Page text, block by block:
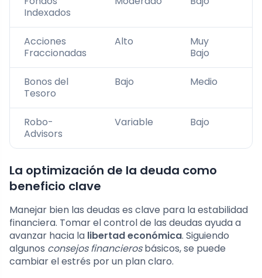
Indexados
Acciones
Fraccionadas
Alto
Muy
Bajo
Bonos del
Tesoro
Bajo Medio
Robo-
Advisors
Variable Bajo
La optimización de la deuda como
beneficio clave
Manejar bien las deudas es clave para la estabilidad
financiera. Tomar el control de las deudas ayuda a
avanzar hacia la libertad económica. Siguiendo
algunos consejos financierosbásicos, se puede
cambiar el estrés por un plan claro.